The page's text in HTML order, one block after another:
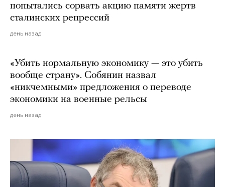
попытались сорвать акцию памяти жертв
сталинских репрессий
день назад
«Убить нормальную экономику — это убить
вообще страну». Собянин назвал
«никчемными» предложения о переводе
экономики на военные рельсы
день назад